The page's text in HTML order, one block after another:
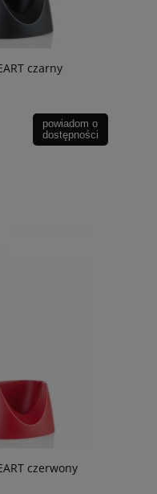
czarny
powiadom o
dostępności
czerwony